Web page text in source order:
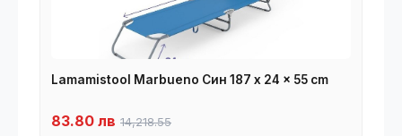
Lamamistool Marbueno Син 187 x 24 x 55 cm
83.80 лв 14,218.55